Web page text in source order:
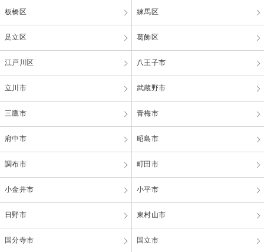
板橋区 練馬区
足立区 葛飾区
江戸川区 八王子市
立川市 武蔵野市
三鷹市 青梅市
府中市 昭島市
調布市 町田市
小金井市 小平市
日野市 東村山市
国分寺市 国立市